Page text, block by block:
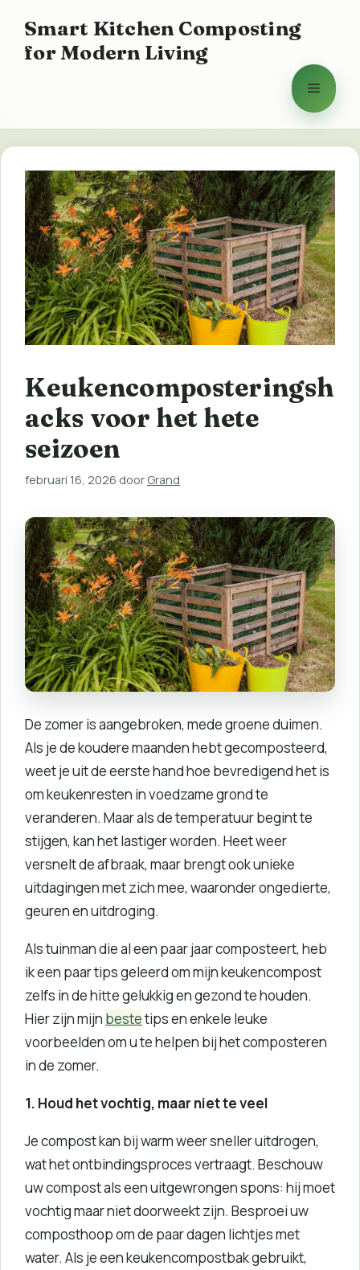
naarSmart Kitchen Composting
for Modern Living
Menu
Keukencomposteringsh
acks voor het hete
seizoen
februari 16, 2026 door Grand
De zomer is aangebroken, mede groene duimen.
Als je de koudere maanden hebt gecomposteerd,
weet je uit de eerste hand hoe bevredigend het is
om keukenresten in voedzame grond te
veranderen. Maar als de temperatuur begint te
stijgen, kan het lastiger worden. Heet weer
versnelt de afbraak, maar brengt ook unieke
uitdagingen met zich mee, waaronder ongedierte,
geuren en uitdroging.
Als tuinman die al een paar jaar composteert, heb
ik een paar tips geleerd om mijn keukencompost
zelfs in de hitte gelukkig en gezond te houden.
Hier zijn mijn bestetips en enkele leuke
voorbeelden om u te helpen bij het composteren
in de zomer.
1. Houd het vochtig, maar niet te veel
Je compost kan bij warm weer sneller uitdrogen,
wat het ontbindingsproces vertraagt. Beschouw
uw compost als een uitgewrongen spons: hij moet
vochtig maar niet doorweekt zijn. Besproei uw
composthoop om de paar dagen lichtjes met
water. Als je een keukencompostbak gebruikt,